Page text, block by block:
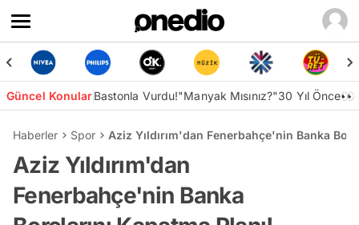
Güncel KonularBastonla Vurdu!"Manyak Mısınız?"30 Yıl Önce👀
Haberler Spor Aziz Yıldırım'dan Fenerbahçe'nin Banka
Aziz Yıldırım'dan
Fenerbahçe'nin Banka